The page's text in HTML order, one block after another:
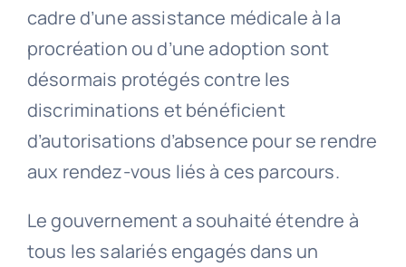
cadre d’une assistance médicale à la
procréation ou d’une adoption sont
désormais protégés contre les
discriminations et bénéficient
d’autorisations d’absence pour se rendre
aux rendez-vous liés à ces parcours.
Le gouvernement a souhaité étendre à
tous les salariés engagés dans un